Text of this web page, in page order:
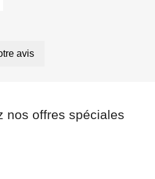
avis
nos offres spéciales